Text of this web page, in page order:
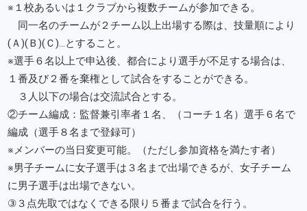
※１校あるいは１クラブから複数チームが参加できる。
同一名のチームが２チーム以上出場する際は、技量順により
(Ａ)(Ｂ)(Ｃ)…とすること。
※選手６名以上で申込後、都合により選手が不足する場合は、
１番及び２番を棄権として試合をすることができる。
３人以下の場合は交流試合とする。
②チーム編成：監督兼引率者１名、（コーチ１名）選手６名で
編成（選手８名まで登録可）
※メンバーの当日変更可能。（ただし参加資格を満たす者）
※男子チームに女子選手は３名まで出場できるが、女子チーム
に男子選手は出場できない。
③３点先取ではなくできる限り５番まで試合を行う。